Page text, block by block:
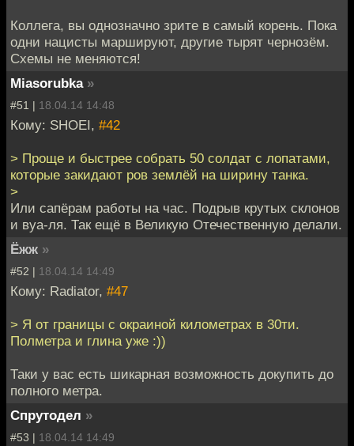
Коллега, вы однозначно зрите в самый корень. Пока
одни нацисты маршируют, другие тырят чернозём.
Схемы не меняются!
Miasorubka »
#51 | 18.04.14 14:48
Кому: SHOEI, #42
> Проще и быстрее собрать 50 солдат с лопатами,
которые закидают ров землёй на ширину танка.
>
Или сапёрам работы на час. Подрыв крутых склонов
и вуа-ля. Так ещё в Великую Отечественную делали.
Ёжж »
#52 | 18.04.14 14:49
Кому: Radiator, #47
> Я от границы с окраиной километрах в 30ти.
Полметра и глина уже :))
Таки у вас есть шикарная возможность докупить до
полного метра.
Спрутодел »
#53 | 18.04.14 14:49